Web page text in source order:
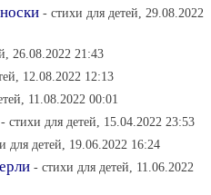
- стихи для детей, 29.08.2022
26.08.2022 21:43
12.08.2022 12:13
11.08.2022 00:01
- стихи для детей, 15.04.2022 23:53
для детей, 19.06.2022 16:24
- стихи для детей, 11.06.2022